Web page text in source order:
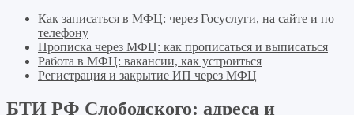
Как записаться в МФЦ: через Госуслуги, на сайте и по
телефону
Прописка через МФЦ: как прописаться и выписаться
Работа в МФЦ: вакансии, как устроиться
Регистрация и закрытие ИП через МФЦ
БТИ РФ Слободского: адреса и